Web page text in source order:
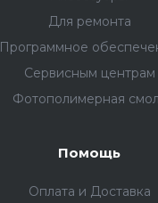
Для ремонта
Программное
Сервисным центрам
Фотополимерная
Помощь
Оплата и Доставка